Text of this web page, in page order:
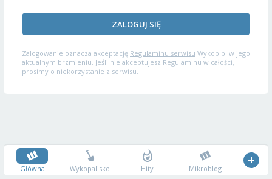
ZALOGUJ SIĘ
Zalogowanie oznacza akceptację Regulaminu serwisu Wykop.pl w jego
aktualnym brzmieniu. Jeśli nie akceptujesz Regulaminu w całości,
prosimy o niekorzystanie z serwisu.
Główna Wykopalisko Hity Mikroblog